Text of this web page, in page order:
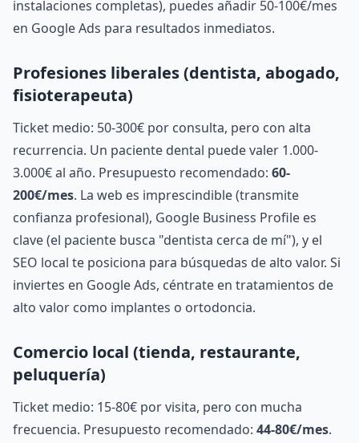
instalaciones completas), puedes añadir 50-100€/mes
en Google Ads para resultados inmediatos.
Profesiones liberales (dentista, abogado,
fisioterapeuta)
Ticket medio: 50-300€ por consulta, pero con alta
recurrencia. Un paciente dental puede valer 1.000-
3.000€ al año. Presupuesto recomendado: 60-
200€/mes. La web es imprescindible (transmite
confianza profesional), Google Business Profile es
clave (el paciente busca "dentista cerca de mí"), y el
SEO local te posiciona para búsquedas de alto valor. Si
inviertes en Google Ads, céntrate en tratamientos de
alto valor como implantes o ortodoncia.
Comercio local (tienda, restaurante,
peluquería)
Ticket medio: 15-80€ por visita, pero con mucha
frecuencia. Presupuesto recomendado: 44-80€/mes.